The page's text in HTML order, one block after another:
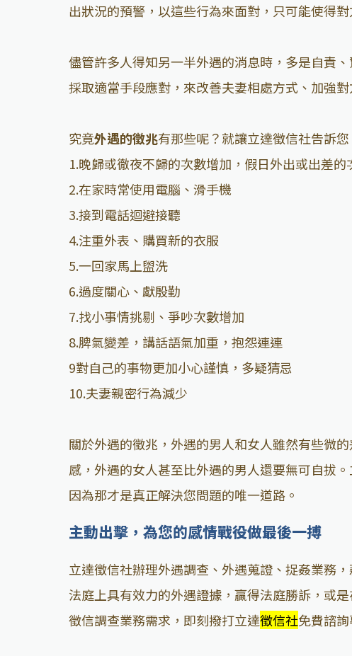
出狀況的預警，以這些行為來面對，只可能使得
儘管許多人得知另一半外遇的消息時，多是自責
採取適當手段應對，來改善夫妻相處方式、加強
究竟外遇的徵兆有那些呢？就讓立達徵信社告訴您
1.晚歸或徹夜不歸的次數增加，假日外出或出差的
2.在家時常使用電腦、滑手機
3.接到電話迴避接聽
4.注重外表、購買新的衣服
5.一回家馬上盥洗
6.過度關心、獻殷勤
7.找小事情挑剔、爭吵次數增加
8.脾氣變差，講話語氣加重，抱怨連連
9對自己的事物更加小心謹慎，多疑猜忌
10.夫妻親密行為減少
關於外遇的徵兆，外遇的男人和女人雖然有些微
感，外遇的女人甚至比外遇的男人還要無可自拔
因為那才是真正解決您問題的唯一道路。
主動出擊，為您的感情戰役做最後一搏
立達徵信社辦理外遇調查、外遇蒐證、捉姦業務
法庭上具有效力的外遇證據，贏得法庭勝訴，或
徵信調查業務需求，即刻撥打立達徵信社免費諮